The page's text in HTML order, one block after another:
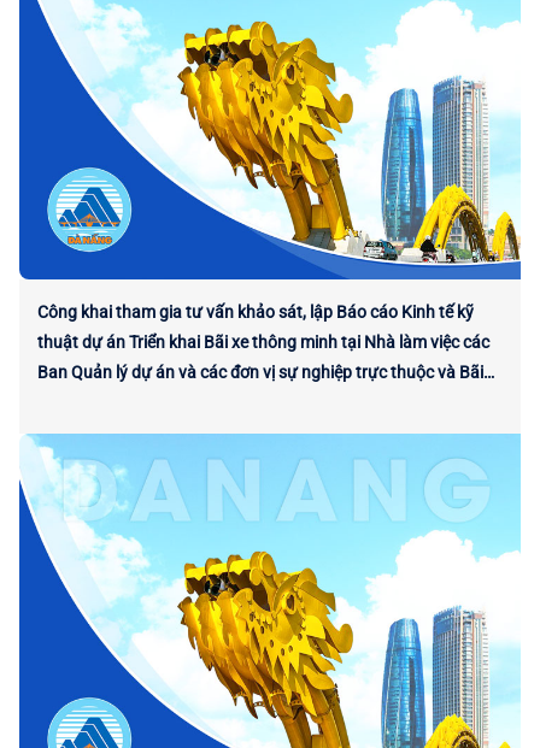
Công khai tham gia tư vấn khảo sát, lập Báo cáo Kinh tế kỹ
thuật dự án Triển khai Bãi xe thông minh tại Nhà làm việc các
Ban Quản lý dự án và các đơn vị sự nghiệp trực thuộc và Bãi